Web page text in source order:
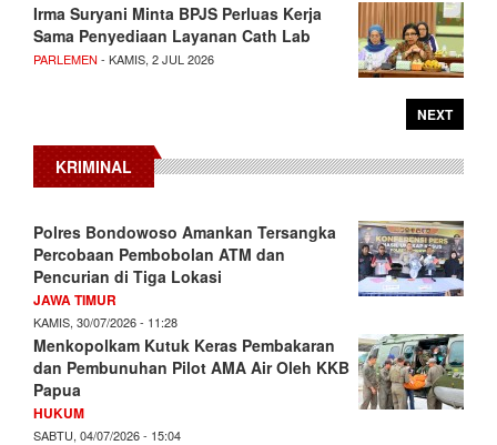
Irma Suryani Minta BPJS Perluas Kerja
Sama Penyediaan Layanan Cath Lab
PARLEMEN - KAMIS, 2 JUL 2026
NEXT
KRIMINAL
Polres Bondowoso Amankan Tersangka
Percobaan Pembobolan ATM dan
Pencurian di Tiga Lokasi
JAWA TIMUR
KAMIS, 30/07/2026 - 11:28
Menkopolkam Kutuk Keras Pembakaran
dan Pembunuhan Pilot AMA Air Oleh KKB
Papua
HUKUM
SABTU, 04/07/2026 - 15:04